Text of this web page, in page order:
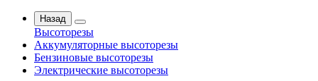
Назад
Высоторезы
Аккумуляторные высоторезы
Бензиновые высоторезы
Электрические высоторезы